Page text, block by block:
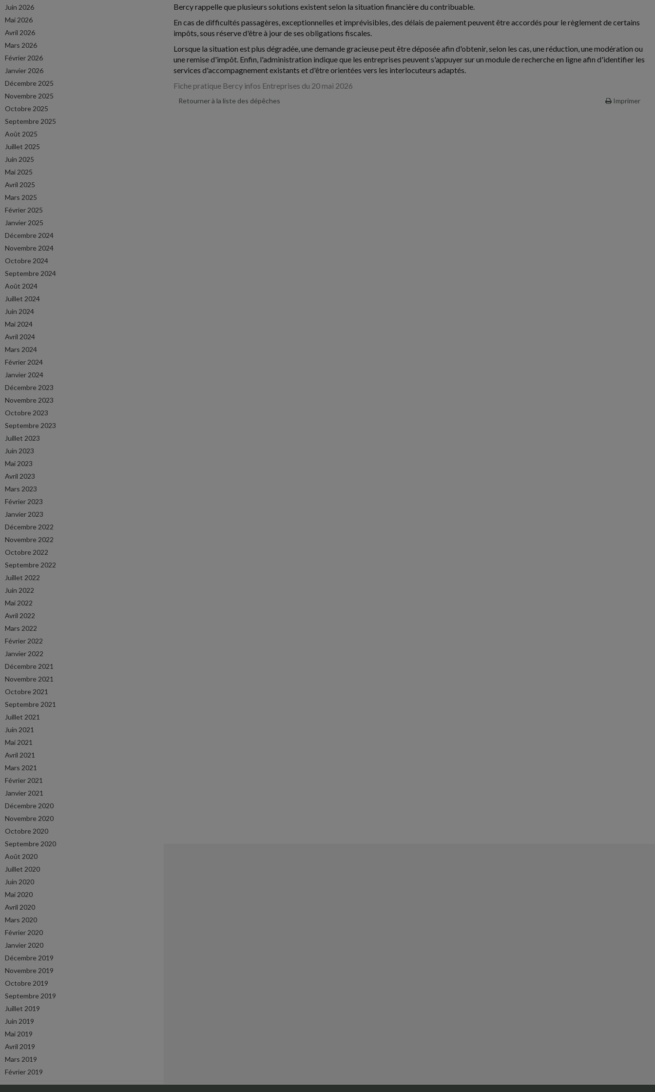
Juin 2026
Mai 2026
Avril 2026
Mars 2026
Février 2026
Janvier 2026
Décembre 2025
Novembre 2025
Octobre 2025
Septembre 2025
Août 2025
Juillet 2025
Juin 2025
Mai 2025
Avril 2025
Mars 2025
Février 2025
Janvier 2025
Décembre 2024
Novembre 2024
Octobre 2024
Septembre 2024
Août 2024
Juillet 2024
Juin 2024
Mai 2024
Avril 2024
Mars 2024
Février 2024
Janvier 2024
Décembre 2023
Novembre 2023
Octobre 2023
Septembre 2023
Juillet 2023
Juin 2023
Mai 2023
Avril 2023
Mars 2023
Février 2023
Janvier 2023
Décembre 2022
Novembre 2022
Octobre 2022
Septembre 2022
Juillet 2022
Juin 2022
Mai 2022
Avril 2022
Mars 2022
Février 2022
Janvier 2022
Décembre 2021
Novembre 2021
Octobre 2021
Septembre 2021
Juillet 2021
Juin 2021
Mai 2021
Avril 2021
Mars 2021
Février 2021
Janvier 2021
Décembre 2020
Novembre 2020
Octobre 2020
Septembre 2020
Août 2020
Juillet 2020
Juin 2020
Mai 2020
Avril 2020
Mars 2020
Février 2020
Janvier 2020
Décembre 2019
Novembre 2019
Octobre 2019
Septembre 2019
Juillet 2019
Juin 2019
Mai 2019
Avril 2019
Mars 2019
Février 2019
Bercy rappelle que plusieurs solutions existent selon la situation financière du contribuable.
En cas de difficultés passagères, exceptionnelles et imprévisibles, des délais de paiement peuvent être accordés pour le règlement de certains
impôts, sous réserve d'être à jour de ses obligations fiscales.
Lorsque la situation est plus dégradée, une demande gracieuse peut être déposée afin d'obtenir, selon les cas, une réduction, une modération ou
une remise d'impôt. Enfin, l'administration indique que les entreprises peuvent s'appuyer sur un module de recherche en ligne afin d'identifier les
services d'accompagnement existants et d'être orientées vers les interlocuteurs adaptés.
Fiche pratique Bercy infos Entreprises du 20 mai 2026
Retourner à la liste des dépêches Imprimer